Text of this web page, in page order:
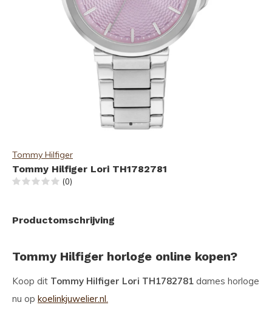
Tommy Hilfiger
Tommy Hilfiger Lori TH1782781
(0)
Productomschrijving
Tommy Hilfiger horloge online kopen?
Koop dit Tommy Hilfiger Lori TH1782781 dames horloge
nu op koelinkjuwelier.nl.